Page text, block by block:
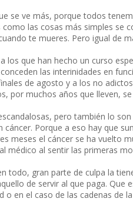
se ve más, porque todos
las cosas más simples se
te mueres. Pero igual de
los que han hecho un curso
las interinidades en
de agosto y a los no
por muchos años que lleven,
pero también lo
cáncer. Porque a eso hay que
meses el cáncer se ha vuelto
médico al sentir las primeras
todo, gran parte de culpa la
de servir al que paga. Que
o en el caso de las cadenas de